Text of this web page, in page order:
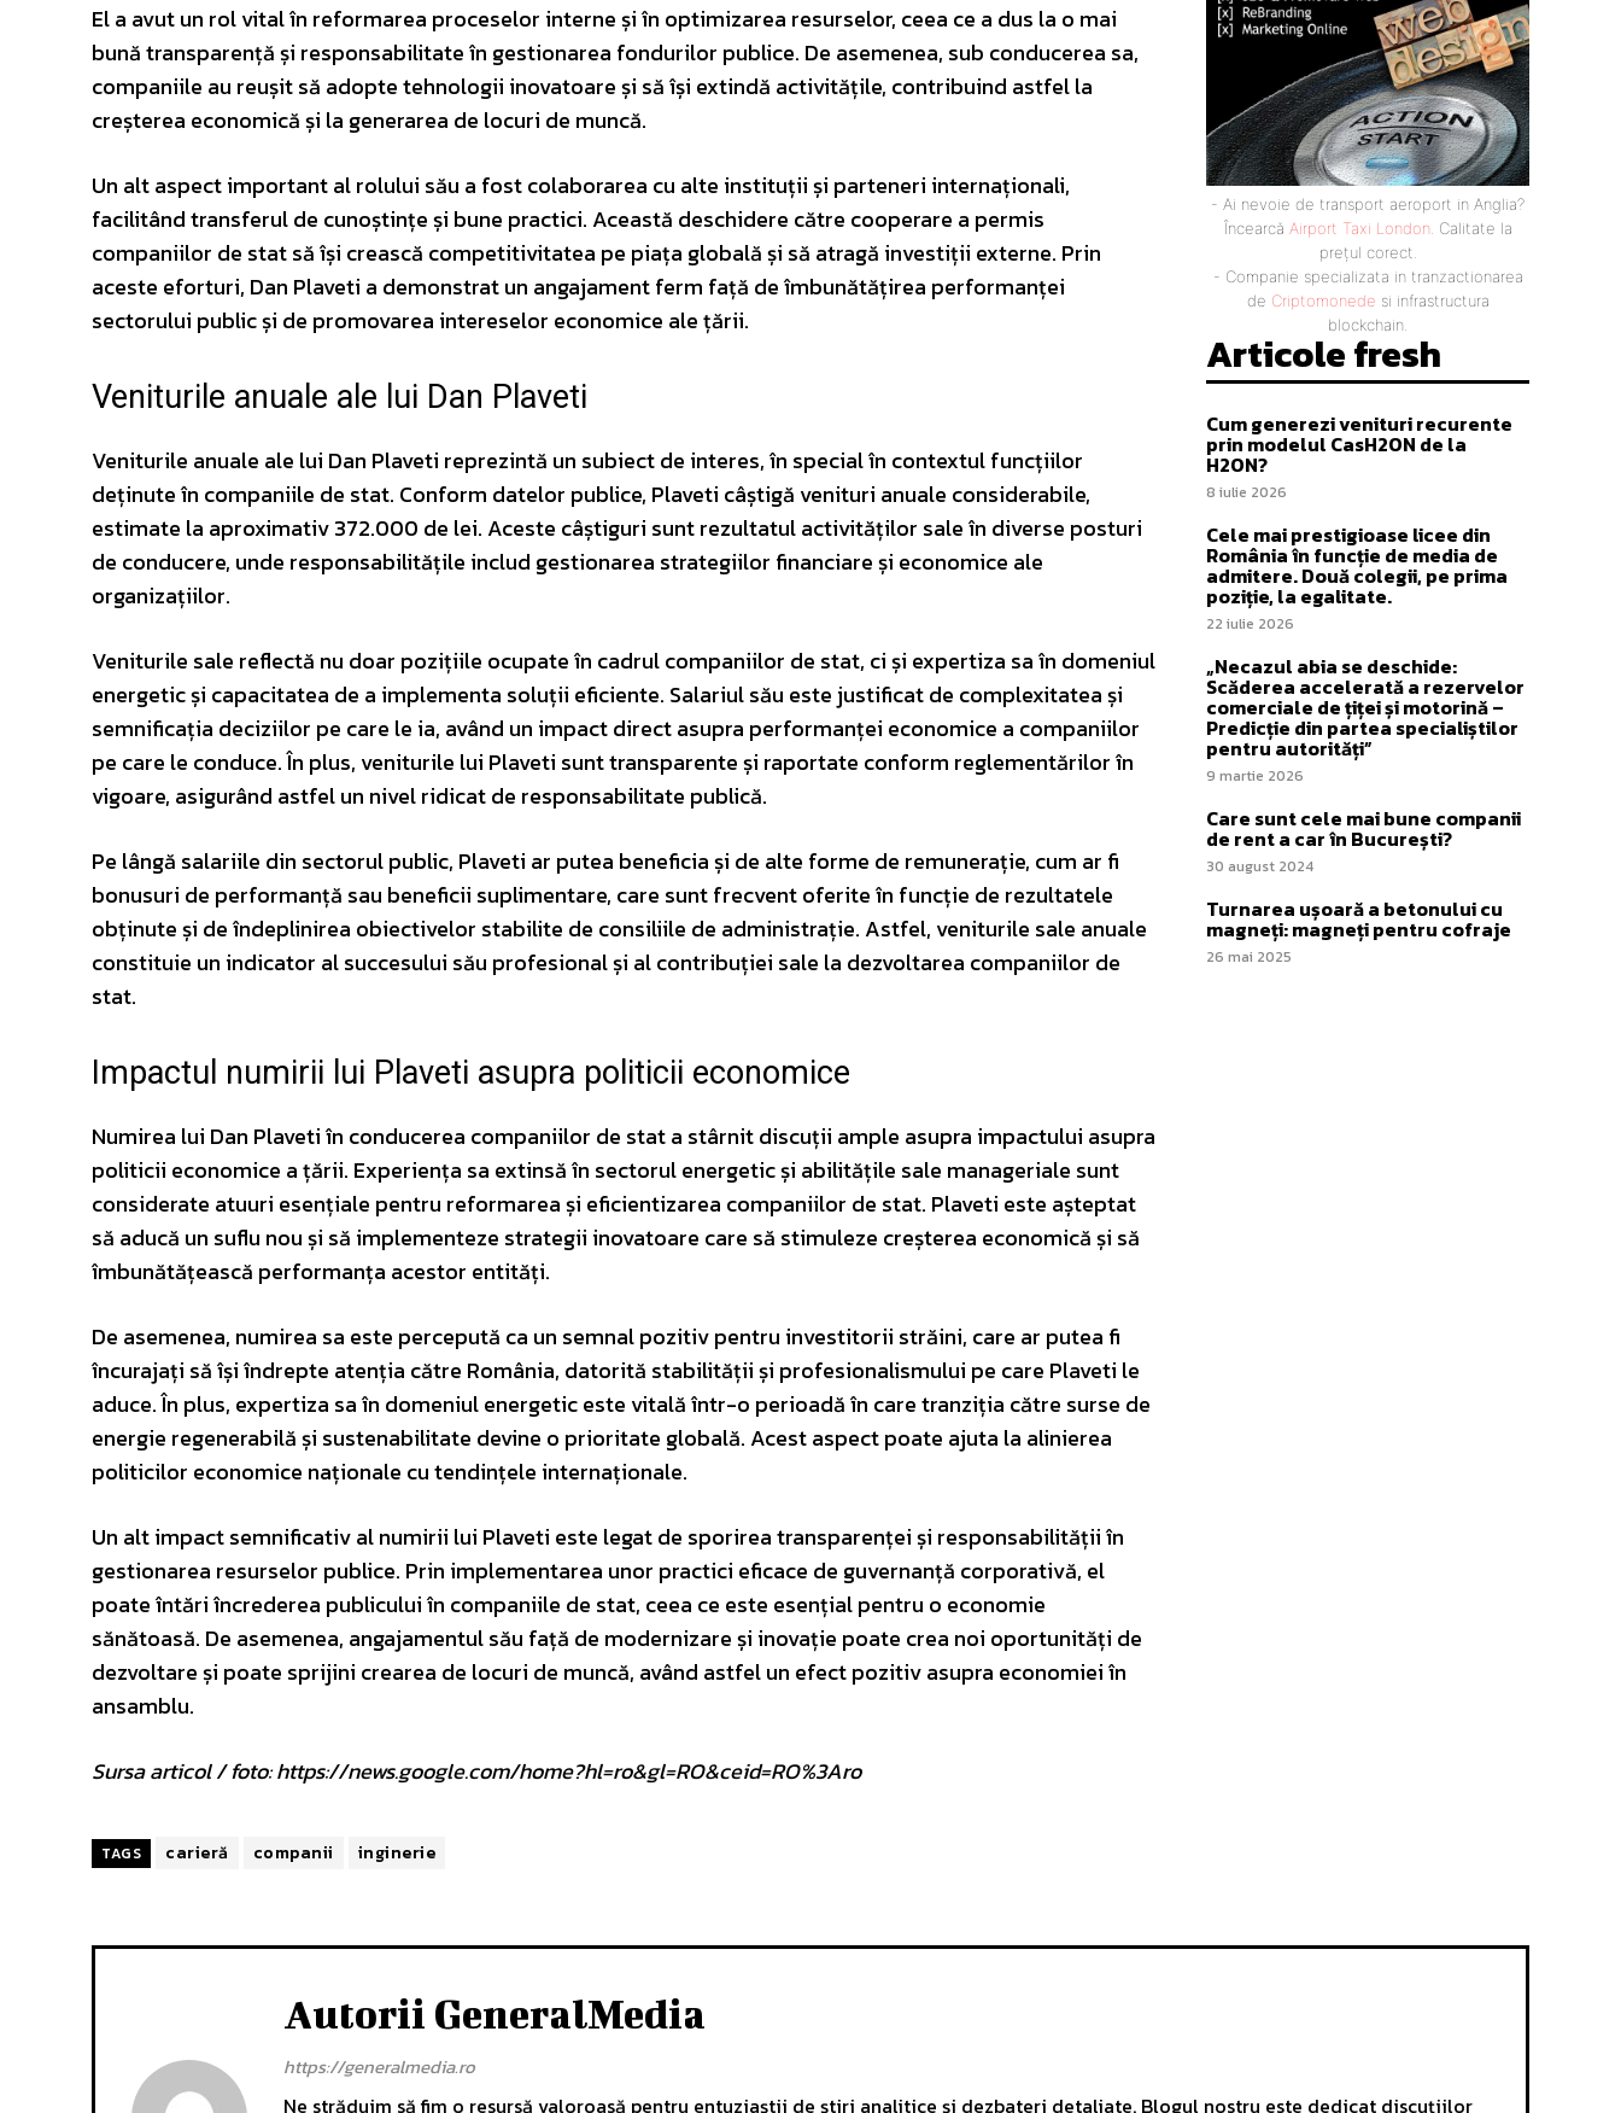
El a avut un rol vital în reformarea proceselor interne și în optimizarea resurselor, ceea ce a dus la o mai
bună transparență și responsabilitate în gestionarea fondurilor publice. De asemenea, sub conducerea sa,
companiile au reușit să adopte tehnologii inovatoare și să își extindă activitățile, contribuind astfel la
creșterea economică și la generarea de locuri de muncă.
Un alt aspect important al rolului său a fost colaborarea cu alte instituții și parteneri internaționali,
facilitând transferul de cunoștințe și bune practici. Această deschidere către cooperare a permis
companiilor de stat să își crească competitivitatea pe piața globală și să atragă investiții externe. Prin
aceste eforturi, Dan Plaveti a demonstrat un angajament ferm față de îmbunătățirea performanței
sectorului public și de promovarea intereselor economice ale țării.
Veniturile anuale ale lui Dan Plaveti
Veniturile anuale ale lui Dan Plaveti reprezintă un subiect de interes, în special în contextul funcțiilor
deținute în companiile de stat. Conform datelor publice, Plaveti câștigă venituri anuale considerabile,
estimate la aproximativ 372.000 de lei. Aceste câștiguri sunt rezultatul activităților sale în diverse posturi
de conducere, unde responsabilitățile includ gestionarea strategiilor financiare și economice ale
organizațiilor.
Veniturile sale reflectă nu doar pozițiile ocupate în cadrul companiilor de stat, ci și expertiza sa în domeniul
energetic și capacitatea de a implementa soluții eficiente. Salariul său este justificat de complexitatea și
semnificația deciziilor pe care le ia, având un impact direct asupra performanței economice a companiilor
pe care le conduce. În plus, veniturile lui Plaveti sunt transparente și raportate conform reglementărilor în
vigoare, asigurând astfel un nivel ridicat de responsabilitate publică.
Pe lângă salariile din sectorul public, Plaveti ar putea beneficia și de alte forme de remunerație, cum ar fi
bonusuri de performanță sau beneficii suplimentare, care sunt frecvent oferite în funcție de rezultatele
obținute și de îndeplinirea obiectivelor stabilite de consiliile de administrație. Astfel, veniturile sale anuale
constituie un indicator al succesului său profesional și al contribuției sale la dezvoltarea companiilor de
stat.
Impactul numirii lui Plaveti asupra politicii economice
Numirea lui Dan Plaveti în conducerea companiilor de stat a stârnit discuții ample asupra impactului asupra
politicii economice a țării. Experiența sa extinsă în sectorul energetic și abilitățile sale manageriale sunt
considerate atuuri esențiale pentru reformarea și eficientizarea companiilor de stat. Plaveti este așteptat
să aducă un suflu nou și să implementeze strategii inovatoare care să stimuleze creșterea economică și să
îmbunătățească performanța acestor entități.
De asemenea, numirea sa este percepută ca un semnal pozitiv pentru investitorii străini, care ar putea fi
încurajați să își îndrepte atenția către România, datorită stabilității și profesionalismului pe care Plaveti le
aduce. În plus, expertiza sa în domeniul energetic este vitală într-o perioadă în care tranziția către surse de
energie regenerabilă și sustenabilitate devine o prioritate globală. Acest aspect poate ajuta la alinierea
politicilor economice naționale cu tendințele internaționale.
Un alt impact semnificativ al numirii lui Plaveti este legat de sporirea transparenței și responsabilității în
gestionarea resurselor publice. Prin implementarea unor practici eficace de guvernanță corporativă, el
poate întări încrederea publicului în companiile de stat, ceea ce este esențial pentru o economie
sănătoasă. De asemenea, angajamentul său față de modernizare și inovație poate crea noi oportunități de
dezvoltare și poate sprijini crearea de locuri de muncă, având astfel un efect pozitiv asupra economiei în
ansamblu.
Sursa articol / foto: https://news.google.com/home?hl=ro&gl=RO&ceid=RO%3Aro
TAGS carieră companii inginerie
- Ai nevoie de transport aeroport in Anglia?
Încearcă Airport Taxi London. Calitate la
prețul corect.
- Companie specializata in tranzactionarea
de Criptomonede si infrastructura
blockchain.
Articole fresh
Cum generezi venituri recurente
prin modelul CasH2ON de la
H2ON?
8 iulie 2026
Cele mai prestigioase licee din
România în funcție de media de
admitere. Două colegii, pe prima
poziție, la egalitate.
22 iulie 2026
„Necazul abia se deschide:
Scăderea accelerată a rezervelor
comerciale de țiței și motorină –
Predicție din partea specialiștilor
pentru autorități”
9 martie 2026
Care sunt cele mai bune companii
de rent a car în București?
30 august 2024
Turnarea ușoară a betonului cu
magneți: magneți pentru cofraje
26 mai 2025
Autorii GeneralMedia
https://generalmedia.ro
Ne străduim să fim o resursă valoroasă pentru entuziaștii de știri analitice și dezbateri detaliate. Blogul nostru este dedicat discuțiilor